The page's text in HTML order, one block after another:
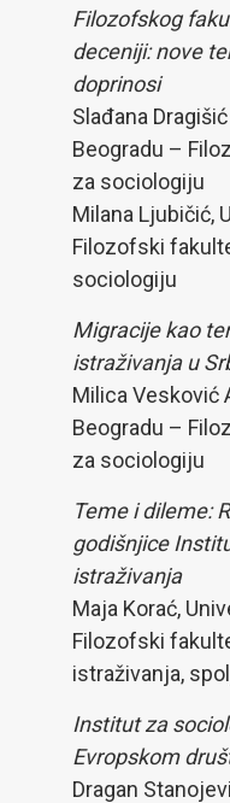
Filozofskog
deceniji: nove
doprinosi
Slađana
Beogradu –
za sociologiju
Milana Ljubičić,
Filozofski
sociologiju
Migracije kao
istraživanja u
Milica Vesković
Beogradu –
za sociologiju
Teme i dileme:
godišnjice
istraživanja
Maja Korać,
Filozofski
istraživanja,
Institut za
Evropskom
Dragan